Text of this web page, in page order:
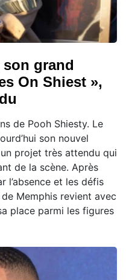
grand
On Shiest »,
de Pooh Shiesty. Le
son nouvel
projet très attendu qui
de la scène. Après
l’absence et les défis
Memphis revient avec
place parmi les figures